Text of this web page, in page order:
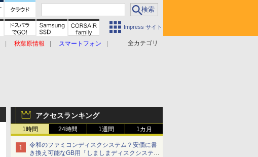
Impress サイト
全カテゴリ
秋葉原情報
スマートフォン
アクセスランキング
1時間 24時間 1週間 1カ月
令和のファミコンディスクシステム？安価に書
き換え可能なGB用「しましまディスクシステ